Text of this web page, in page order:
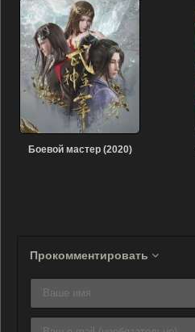
Боевой мастер (2020)
Прокомментировать